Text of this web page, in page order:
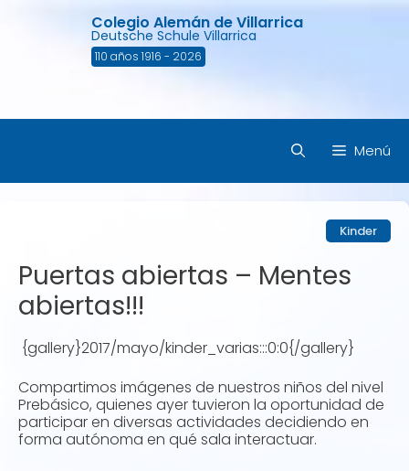
Colegio Alemán de Villarrica
Deutsche Schule Villarrica
110 años 1916 - 2026
Menú
Kinder
Puertas abiertas – Mentes
abiertas!!!
{gallery}2017/mayo/kinder_varias:::0:0{/gallery}
Compartimos imágenes de nuestros niños del nivel
Prebásico, quienes ayer tuvieron la oportunidad de
participar en diversas actividades decidiendo en
forma autónoma en qué sala interactuar.